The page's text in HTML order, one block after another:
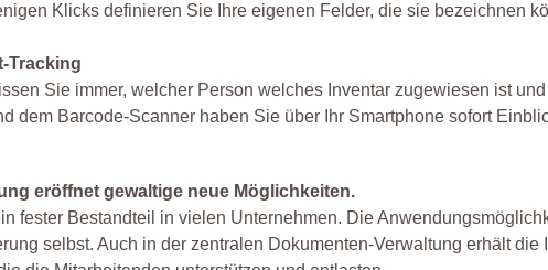
Klicks definieren Sie Ihre eigenen Felder, die sie bezeichnen
Tracking
Sie immer, welcher Person welches Inventar zugewiesen ist
dem Barcode-Scanner haben Sie über Ihr Smartphone sofort
eröffnet gewaltige neue Möglichkeiten.
fester Bestandteil in vielen Unternehmen. Die
selbst. Auch in der zentralen Dokumenten-Verwaltung erhält die